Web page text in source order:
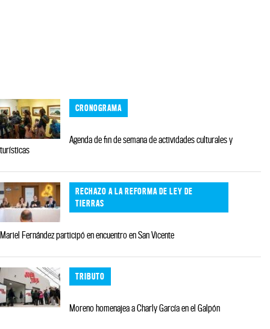
CRONOGRAMA
Agenda de fin de semana de actividades culturales y
turísticas
RECHAZO A LA REFORMA DE LEY DE
TIERRAS
Mariel Fernández participó en encuentro en San Vicente
TRIBUTO
Moreno homenajea a Charly García en el Galpón